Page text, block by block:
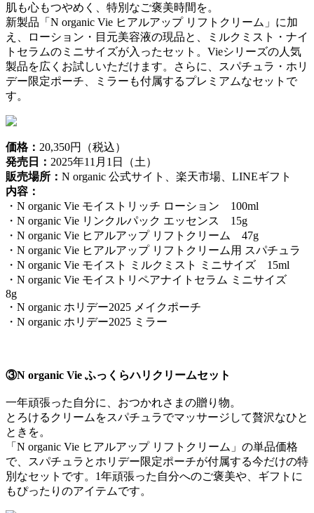
肌も心もつやめく、特別なご褒美時間を。
新製品「N organic Vie ヒアルアップ リフトクリーム」に加
え、ローション・目元美容液の現品と、ミルクミスト・ナイ
トセラムのミニサイズが入ったセット。Vieシリーズの人気
製品を広くお試しいただけます。さらに、スパチュラ・ホリ
デー限定ポーチ、ミラーも付属するプレミアムなセットで
す。
価格： 20,350円（税込）
発売日： 2025年11月1日（土）
販売場所： N organic 公式サイト、楽天市場、LINEギフト
内容：
・N organic Vie モイストリッチ ローション 100ml
・N organic Vie リンクルパック エッセンス 15g
・N organic Vie ヒアルアップ リフトクリーム 47g
・N organic Vie ヒアルアップ リフトクリーム用 スパチュラ
・N organic Vie モイスト ミルクミスト ミニサイズ 15ml
・N organic Vie モイストリペアナイトセラム ミニサイズ
8g
・N organic ホリデー2025 メイクポーチ
・N organic ホリデー2025 ミラー
③N organic Vie ふっくらハリクリームセット
一年頑張った自分に、おつかれさまの贈り物。
とろけるクリームをスパチュラでマッサージして贅沢なひと
ときを。
「N organic Vie ヒアルアップ リフトクリーム」の単品価格
で、スパチュラとホリデー限定ポーチが付属する今だけの特
別なセットです。1年頑張った自分へのご褒美や、ギフトに
もぴったりのアイテムです。